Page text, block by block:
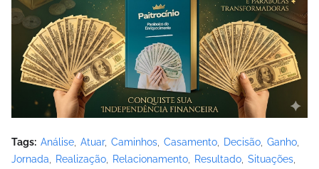
Tags: Análise Atuar Caminhos Casamento Decisão Ganho
Jornada
Realização Relacionamento Resultado Situações